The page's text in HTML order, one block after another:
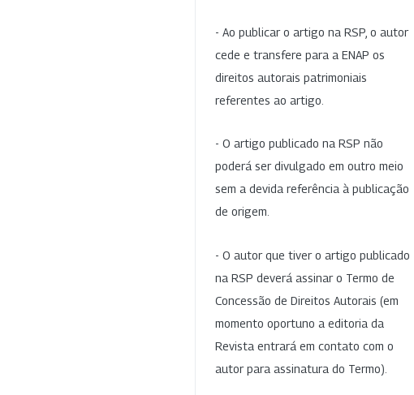
- Ao publicar o artigo na RSP, o autor
cede e transfere para a ENAP os
direitos autorais patrimoniais
referentes ao artigo.
- O artigo publicado na RSP não
poderá ser divulgado em outro meio
sem a devida referência à publicação
de origem.
- O autor que tiver o artigo publicado
na RSP deverá assinar o Termo de
Concessão de Direitos Autorais (em
momento oportuno a editoria da
Revista entrará em contato com o
autor para assinatura do Termo).